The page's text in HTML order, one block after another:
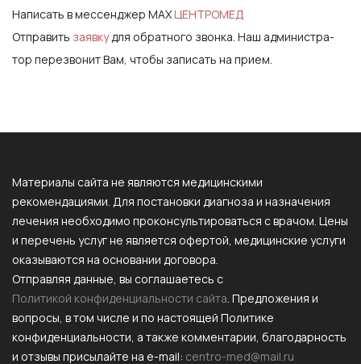
Написать в мессенджер MAXЦЕНТРОМЕД
Отправить за­яв­кудля обратного звонка. Наш ад­ми­нис­тра­
тор пе­рез­во­нит Вам, что­бы за­писать на при­ем.
Материалы сайта не являются медицинскими
рекомендациями. Для постановки диагноза и назначения
лечения необходимо проконсультироваться с врачом. Цены
и перечень услуг не является офертой, медицинские услуги
оказываются на основании договора.
Отправляя данные, вы соглашаетесь с
Политикой конфиденциальности сайта. Предложения и
вопросы, в том числе и по настоящей Политике
конфиденциальности, а также комментарии, благодарность
и отзывы присылайте на e-mail: centro-med@mail.ru